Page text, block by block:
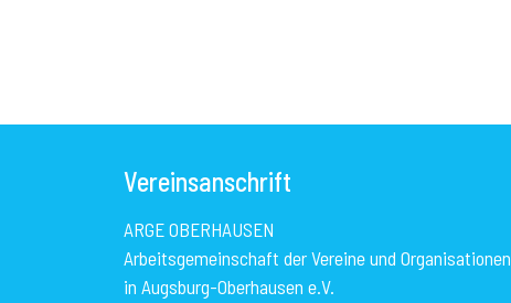
Vereinsanschrift
ARGE OBERHAUSEN
Arbeitsgemeinschaft der Vereine und Organisationen
in Augsburg-Oberhausen e.V.